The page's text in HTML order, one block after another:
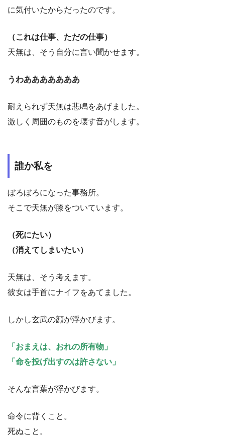
に気付いたからだったのです。
（これは仕事、ただの仕事）
天無は、そう自分に言い聞かせます。
うわあああああああ
耐えられず天無は悲鳴をあげました。
激しく周囲のものを壊す音がします。
誰か私を
ぼろぼろになった事務所。
そこで天無が膝をついています。
（死にたい）
（消えてしまいたい）
天無は、そう考えます。
彼女は手首にナイフをあてました。
しかし玄武の顔が浮かびます。
「おまえは、おれの所有物」
「命を投げ出すのは許さない」
そんな言葉が浮かびます。
命令に背くこと。
死ぬこと。